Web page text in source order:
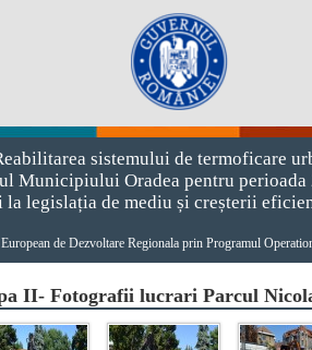
sistemului de termoficare
Municipiului Oradea pentru perioada
legislația de mediu și creșterii
de Dezvoltare Regionala prin Programul
II- Fotografii lucrari Parcul